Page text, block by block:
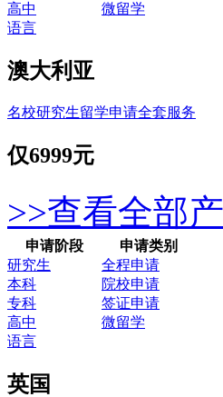
高中
微留学
语言
澳大利亚
名校研究生留学申请全套服务
仅6999元
>>查看全部
申请阶段
申请类别
研究生
全程申请
本科
院校申请
专科
签证申请
高中
微留学
语言
英国